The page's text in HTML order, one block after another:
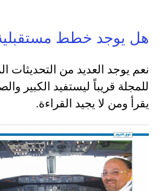
هل يوجد خطط
نعم يوجد العديد من التحديثات
للمجلة قريباً ليستفيد الكبير
يقرأ ومن لا يجيد القراءة.